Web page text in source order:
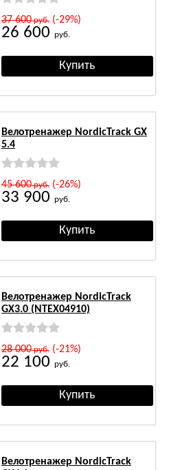
37 600руб.(-29%)
26 600 руб.
Велотренажер NordicTrack GX
5.4
45 600руб.(-26%)
33 900 руб.
Велотренажер NordicTrack
GX3.0 (NTEX04910)
28 000руб.(-21%)
22 100 руб.
Велотренажер NordicTrack